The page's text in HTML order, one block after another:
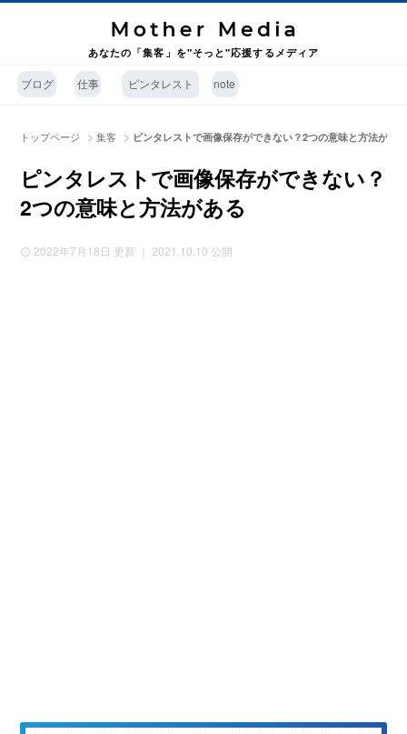
あなたの「集客」を"そっと"応援するメディア
ブログ 仕事 ピンタレスト note
トップページ >集客 > ピンタレストで画像保存ができない？2つの意味と方法があ
ピンタレストで画像保存ができない？
2つの意味と方法がある
2022年7月18日 更新 ｜ 2021.10.10 公開